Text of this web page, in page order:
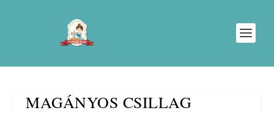
MAGÁNYOS CSILLAG